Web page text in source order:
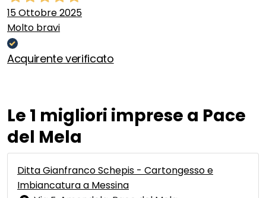
15 Ottobre 2025
Molto bravi
Acquirente verificato
Le 1 migliori imprese a Pace
del Mela
Ditta Gianfranco Schepis - Cartongesso e
Imbiancatura a Messina